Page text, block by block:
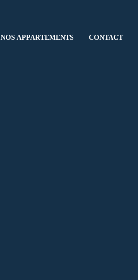
NOS APPARTEMENTS CONTACT